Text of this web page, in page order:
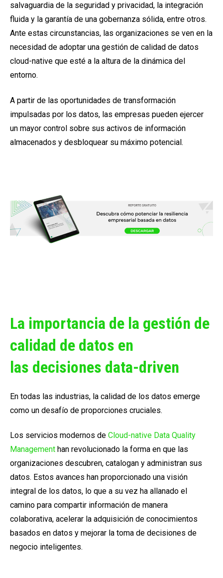
salvaguardia de la seguridad y privacidad, la integración
fluida y la garantía de una gobernanza sólida, entre otros.
Ante estas circunstancias, las organizaciones se ven en la
necesidad de adoptar una gestión de calidad de datos
cloud-native que esté a la altura de la dinámica del
entorno.
A partir de las oportunidades de transformación
impulsadas por los datos, las empresas pueden ejercer
un mayor control sobre sus activos de información
almacenados y desbloquear su máximo potencial.
La importancia de la gestión de
calidad de datos en
las decisiones data-driven
En todas las industrias, la calidad de los datos emerge
como un desafío de proporciones cruciales.
Los servicios modernos de Cloud-native Data Quality
Management han revolucionado la forma en que las
organizaciones descubren, catalogan y administran sus
datos. Estos avances han proporcionado una visión
integral de los datos, lo que a su vez ha allanado el
camino para compartir información de manera
colaborativa, acelerar la adquisición de conocimientos
basados en datos y mejorar la toma de decisiones de
negocio inteligentes.